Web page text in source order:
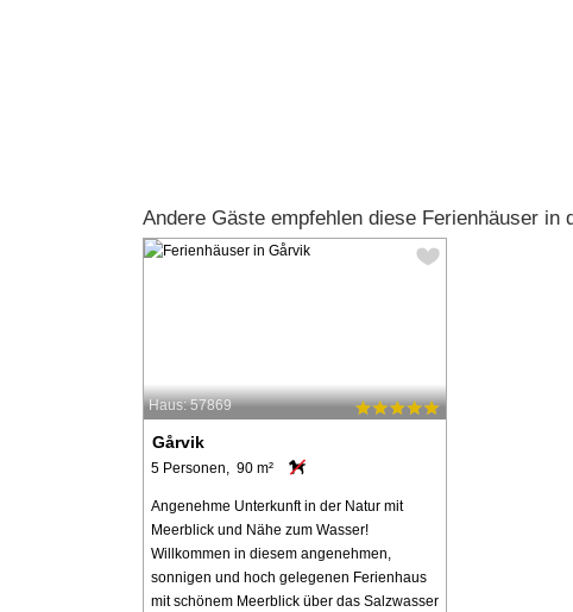
Andere Gäste empfehlen diese Ferienhäuser in
Haus: 57869
Gårvik
5 Personen, 90 m²
Angenehme Unterkunft in der Natur mit
Meerblick und Nähe zum Wasser!
Willkommen in diesem angenehmen,
sonnigen und hoch gelegenen Ferienhaus
mit schönem Meerblick über das Salzwasser